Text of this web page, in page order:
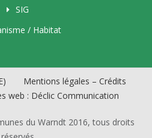
SIG
/ Habitat
Mentions légales – Crédits
web : Déclic Communication
du Warndt 2016, tous droits